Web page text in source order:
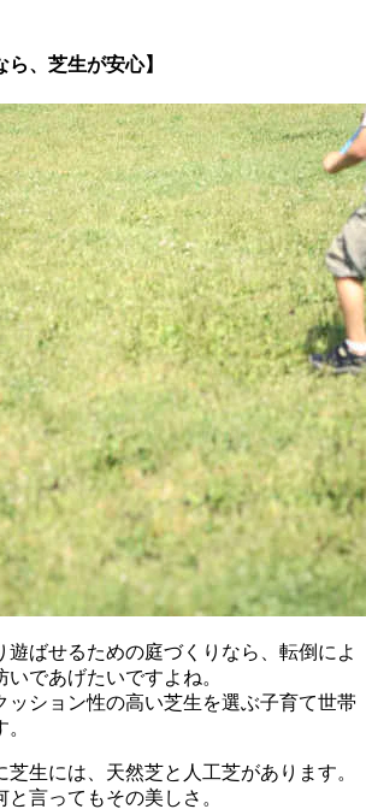
ら、芝生が安心】
遊ばせるための庭づくりなら、転倒によ
であげたいですよね。
ッション性の高い芝生を選ぶ子育て世帯
生には、天然芝と人工芝があります。
言ってもその美しさ。